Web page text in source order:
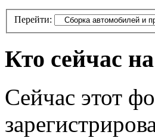
Перейти:
Кто сейчас
Сейчас этот